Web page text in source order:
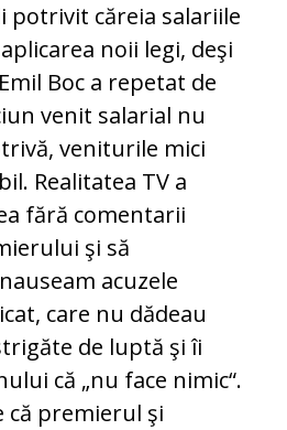
potrivit căreia salariile
noii legi, deşi
Boc a repetat de
venit salarial nu
veniturile mici
Realitatea TV a
fără comentarii
şi să
acuzele
care nu dădeau
de luptă şi îi
că „nu face nimic“.
că premierul şi